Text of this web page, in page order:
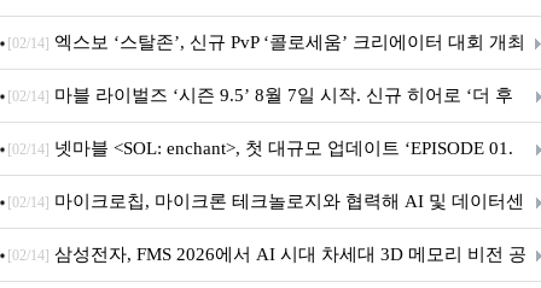
품 6종 출시
[02/14] 엑스보 ‘스탈존’, 신규 PvP ‘콜로세움’ 크리에이터 대회 개최
[02/14] 마블 라이벌즈 ‘시즌 9.5’ 8월 7일 시작. 신규 히어로 ‘더 후
드’ 합류
[02/14] 넷마블 <SOL: enchant>, 첫 대규모 업데이트 ‘EPISODE 01.
GENESIS: 신의 전장’ 사전등록 실시
[02/14] 마이크로칩, 마이크론 테크놀로지와 협력해 AI 및 데이터센
터 인프라용 고성능 PCIe® Gen 6 스토리지 아키텍처 시연
[02/14] 삼성전자, FMS 2026에서 AI 시대 차세대 3D 메모리 비전 공